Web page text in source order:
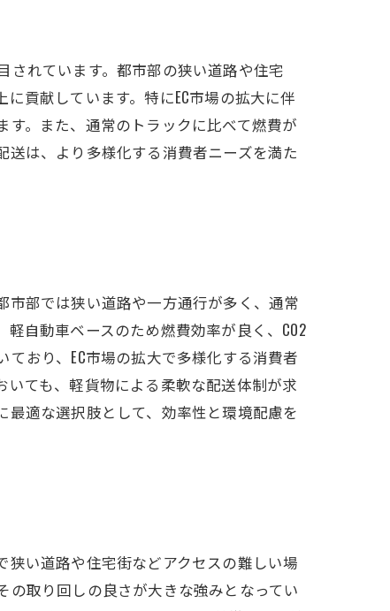
れています。都市部の狭い道路や住宅
貢献しています。特にEC市場の拡大に伴
。また、通常のトラックに比べて燃費が
は、より多様化する消費者ニーズを満た
部では狭い道路や一方通行が多く、通常
自動車ベースのため燃費効率が良く、CO2
おり、EC市場の拡大で多様化する消費者
ても、軽貨物による柔軟な配送体制が求
適な選択肢として、効率性と環境配慮を
い道路や住宅街などアクセスの難しい場
取り回しの良さが大きな強みとなってい